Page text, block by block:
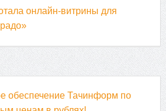
онлайн-витрины для